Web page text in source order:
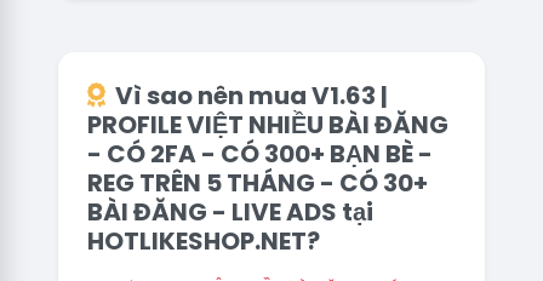
Vì sao nên mua V1.63 |
PROFILE VIỆT NHIỀU BÀI ĐĂNG
- CÓ 2FA - CÓ 300+ BẠN BÈ -
REG TRÊN 5 THÁNG - CÓ 30+
BÀI ĐĂNG - LIVE ADS tại
HOTLIKESHOP.NET?